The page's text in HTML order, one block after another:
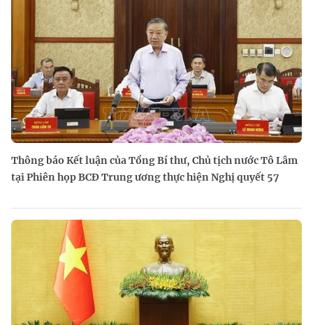
Thông báo Kết luận của Tổng Bí thư, Chủ tịch nước Tô Lâm
tại Phiên họp BCĐ Trung ương thực hiện Nghị quyết 57